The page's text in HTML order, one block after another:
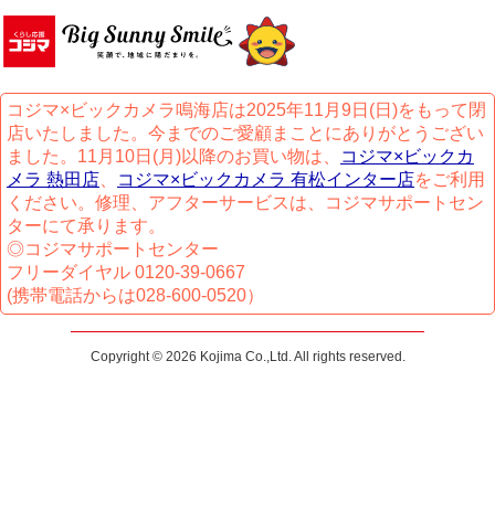
コジマ×ビックカメラ鳴海店は2025年11月9日(日)をもって閉
店いたしました。今までのご愛顧まことにありがとうござい
ました。11月10日(月)以降のお買い物は、
コジマ×ビックカ
メラ 熱田店
コジマ×ビックカメラ 有松インター店をご利用
ください。修理、アフターサービスは、コジマサポートセン
ターにて承ります。
◎コジマサポートセンター
フリーダイヤル 0120-39-0667
(携帯電話からは028-600-0520）
Copyright © 2026 Kojima Co.,Ltd. All rights reserved.